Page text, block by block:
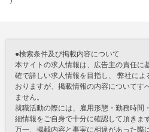
●検索条件及び掲載内容について
本サイトの求人情報は、広告主の責任に
確で詳しい求人情報を目指し、 弊社に
おりますが、掲載情報の内容についてす
ません。
就職活動の際には、雇用形態・勤務時間
細情報をご自身で十分に確認して頂きま
万一、掲載内容と事実に相違があった際